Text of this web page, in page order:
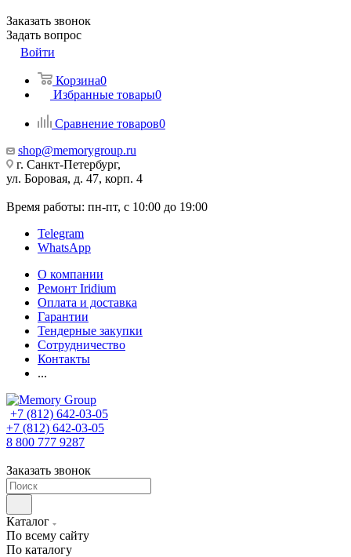
Заказать звонок
Задать вопрос
Войти
Корзина0
Избранные товары0
Сравнение товаров0
shop@memorygroup.ru
г. Санкт-Петербург,
ул. Боровая, д. 47, корп. 4
Время работы: пн-пт, с 10:00 до 19:00
Telegram
WhatsApp
О компании
Ремонт Iridium
Оплата и доставка
Гарантии
Тендерные закупки
Сотрудничество
Контакты
...
+7 (812) 642-03-05
+7 (812) 642-03-05
8 800 777 9287
Заказать звонок
Каталог
По всему сайту
По каталогу